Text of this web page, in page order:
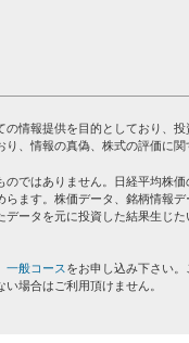
情報提供を目的としており、
、情報の真偽、株式の評価に
ではありません。日経平均株価
ます。株価データ、銘柄情報
ータを元に投資した結果生じ
一般コースをお申し込み下さい
場合はご利用頂けません。